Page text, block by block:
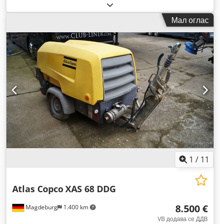
Мал оглас
1 / 11
Magdeburg 1.400 km
Atlas CopcoXAS 68 DDG
8.500 €
VB додава се ДДВ